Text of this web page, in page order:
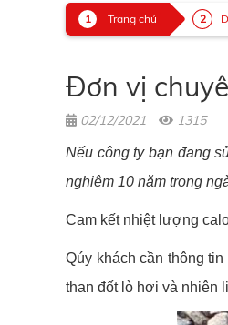
Trang chủ
Đơn vị
02/12/2021 1315
Nếu công ty bạn đang
nghiệm 10 năm trong
Cam kết nhiệt lượng
Qúy khách cần thông
than đốt lò hơi và nhiên